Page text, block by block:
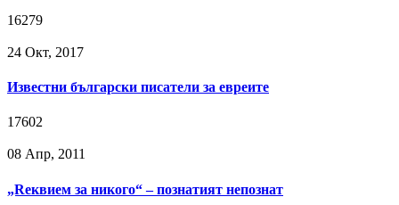
16279
24 Окт, 2017
Известни български писатели за евреите
17602
08 Апр, 2011
„Reквием за никого“ – познатият непознат